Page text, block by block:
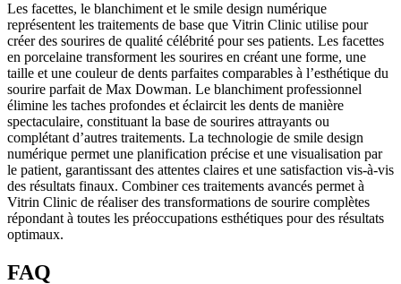
Les facettes, le blanchiment et le smile design numérique
représentent les traitements de base que Vitrin Clinic utilise pour
créer des sourires de qualité célébrité pour ses patients. Les facettes
en porcelaine transforment les sourires en créant une forme, une
taille et une couleur de dents parfaites comparables à l’esthétique du
sourire parfait de Max Dowman. Le blanchiment professionnel
élimine les taches profondes et éclaircit les dents de manière
spectaculaire, constituant la base de sourires attrayants ou
complétant d’autres traitements. La technologie de smile design
numérique permet une planification précise et une visualisation par
le patient, garantissant des attentes claires et une satisfaction vis-à-vis
des résultats finaux. Combiner ces traitements avancés permet à
Vitrin Clinic de réaliser des transformations de sourire complètes
répondant à toutes les préoccupations esthétiques pour des résultats
optimaux.
FAQ